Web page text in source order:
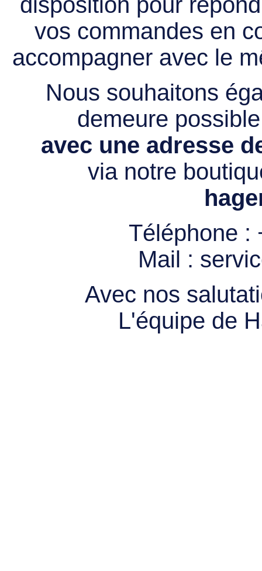
vos commandes en
accompagner avec le
Nous souhaitons
demeure
avec une adresse
via notre
Téléphone :
Mail :
Avec nos
L'équipe de